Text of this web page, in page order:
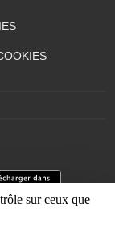
sur ceux que